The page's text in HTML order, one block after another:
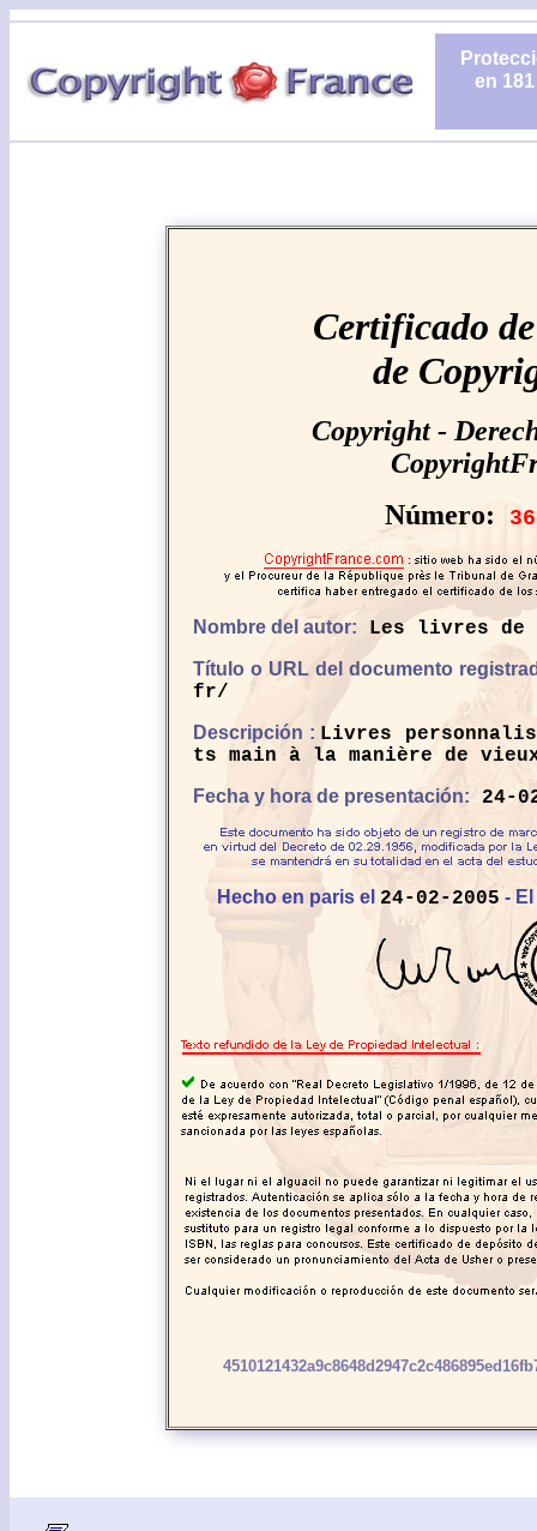
en
Certificado
de
Copyright -
Número:
Nombre del autor: Les livres de
Título o URL del documento
fr/
Descripción : Livres
ts main à la manière de
Fecha y hora de presentación:24-
Hecho en paris el 24-02-2005 -